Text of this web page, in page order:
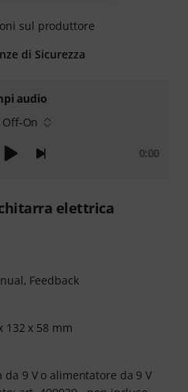
audio
Off-On
0:00
elettrica
Feedback
132 x 58 mm
9 V o alimentatore da 9 V
sul produttore
di Sicurezza